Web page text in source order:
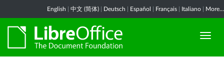
English 中文 (简体) Deutsch Español Français Italiano More...